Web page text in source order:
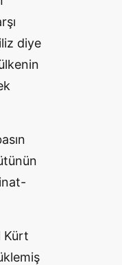
diye
Kürt